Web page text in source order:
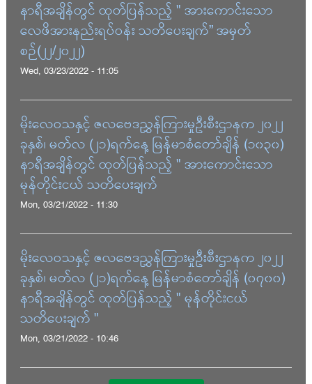
နာရီအချိန်တွင် ထုတ်ပြန်သည့် " အားကောင်းသော
လေဖိအားနည်းရပ်ဝန်း သတိပေးချက်” အမှတ်
စဉ်(၂၂/၂၀၂၂)
Wed, 03/23/2022 - 11:05
မိုးလေဝသနှင့် ဇလဗေဒညွှန်ကြားမှုဦးစီးဌာနက ၂၀၂၂
ခုနှစ်၊ မတ်လ (၂၁)ရက်နေ့ မြန်မာစံတော်ချိန် (၁၀၃၀)
နာရီအချိန်တွင် ထုတ်ပြန်သည့် " အားကောင်းသော
မုန်တိုင်းငယ် သတိပေးချက်
Mon, 03/21/2022 - 11:30
မိုးလေဝသနှင့် ဇလဗေဒညွှန်ကြားမှုဦးစီးဌာနက ၂၀၂၂
ခုနှစ်၊ မတ်လ (၂၁)ရက်နေ့ မြန်မာစံတော်ချိန် (၀၇၀၀)
နာရီအချိန်တွင် ထုတ်ပြန်သည့် " မုန်တိုင်းငယ်
သတိပေးချက် "
Mon, 03/21/2022 - 10:46